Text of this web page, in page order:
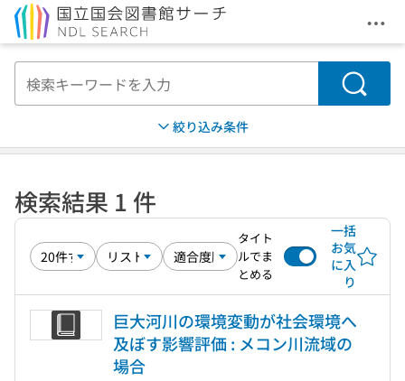
メ
検索
絞り込み条件
検索結果 1 件
タイト
ルでま
とめる
一括
お気
に入
り
巨大河川の環境変動が社会環境へ
及ぼす影響評価 : メコン川流域の
場合